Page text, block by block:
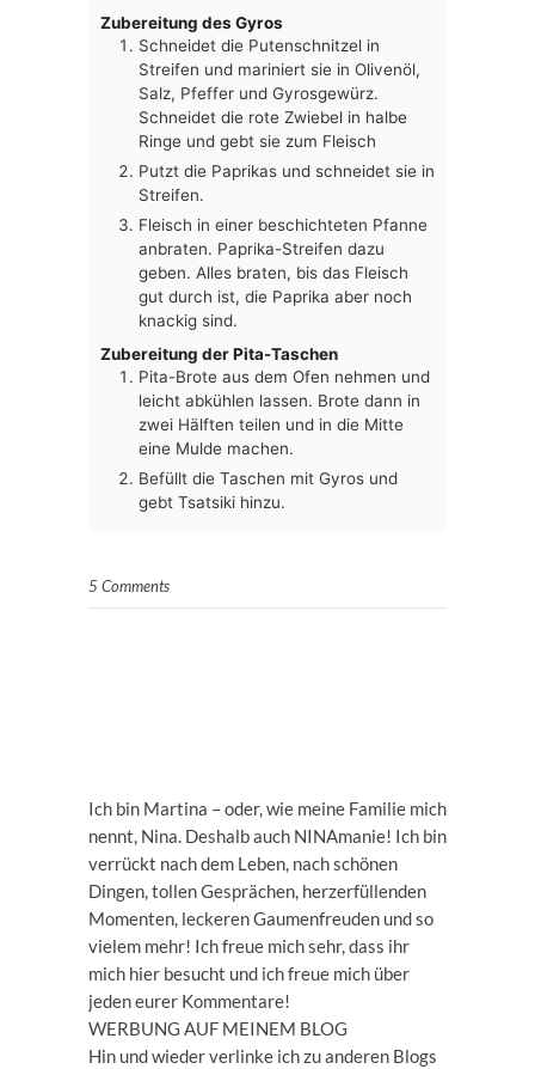
Zubereitung des Gyros
Schneidet die Putenschnitzel in
Streifen und mariniert sie in Olivenöl,
Salz, Pfeffer und Gyrosgewürz.
Schneidet die rote Zwiebel in halbe
Ringe und gebt sie zum Fleisch
Putzt die Paprikas und schneidet sie in
Streifen.
Fleisch in einer beschichteten Pfanne
anbraten. Paprika-Streifen dazu
geben. Alles braten, bis das Fleisch
gut durch ist, die Paprika aber noch
knackig sind.
Zubereitung der Pita-Taschen
Pita-Brote aus dem Ofen nehmen und
leicht abkühlen lassen. Brote dann in
zwei Hälften teilen und in die Mitte
eine Mulde machen.
Befüllt die Taschen mit Gyros und
gebt Tsatsiki hinzu.
5 Comments
Ich bin Martina – oder, wie meine Familie mich
nennt, Nina. Deshalb auch NINAmanie! Ich bin
verrückt nach dem Leben, nach schönen
Dingen, tollen Gesprächen, herzerfüllenden
Momenten, leckeren Gaumenfreuden und so
vielem mehr! Ich freue mich sehr, dass ihr
mich hier besucht und ich freue mich über
jeden eurer Kommentare!
WERBUNG AUF MEINEM BLOG
Hin und wieder verlinke ich zu anderen Blogs